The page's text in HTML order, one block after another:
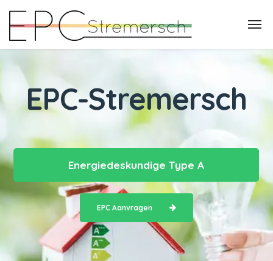
EPC-Stremersch
Energiedeskundige Type A
EPC Aanvragen